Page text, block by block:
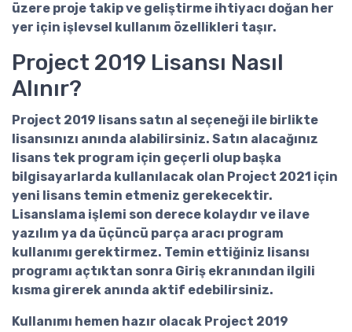
üzere proje takip ve geliştirme ihtiyacı doğan her
yer için işlevsel kullanım özellikleri taşır.
Project 2019 Lisansı Nasıl
Alınır?
Project 2019 lisans satın al seçeneği ile birlikte
lisansınızı anında alabilirsiniz. Satın alacağınız
lisans tek program için geçerli olup başka
bilgisayarlarda kullanılacak olan Project 2021 için
yeni lisans temin etmeniz gerekecektir.
Lisanslama işlemi son derece kolaydır ve ilave
yazılım ya da üçüncü parça aracı program
kullanımı gerektirmez. Temin ettiğiniz lisansı
programı açtıktan sonra Giriş ekranından ilgili
kısma girerek anında aktif edebilirsiniz.
Kullanımı hemen hazır olacak Project 2019